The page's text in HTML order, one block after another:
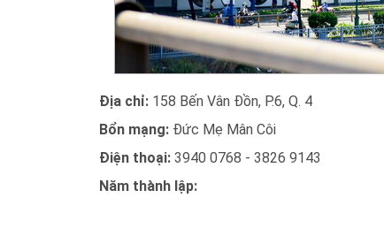
Địa chỉ: 158 Bến Vân Đồn, P.6, Q. 4
Bổn mạng: Đức Mẹ Mân Côi
Điện thoại: 3940 0768 - 3826 9143
Năm thành lập: